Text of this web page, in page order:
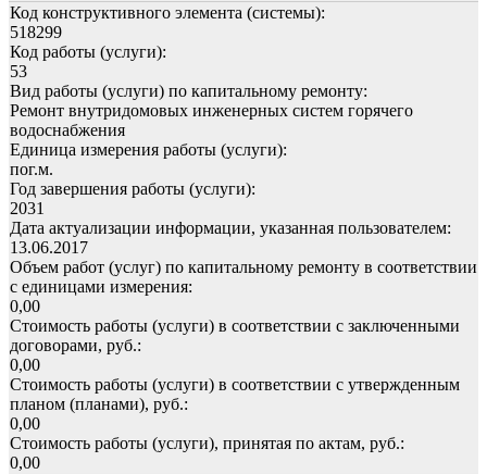
Код конструктивного элемента (системы):
518299
Код работы (услуги):
53
Вид работы (услуги) по капитальному ремонту:
Ремонт внутридомовых инженерных систем горячего
водоснабжения
Единица измерения работы (услуги):
пог.м.
Год завершения работы (услуги):
2031
Дата актуализации информации, указанная пользователем:
13.06.2017
Объем работ (услуг) по капитальному ремонту в соответствии
с единицами измерения:
0,00
Стоимость работы (услуги) в соответствии с заключенными
договорами, руб.:
0,00
Стоимость работы (услуги) в соответствии с утвержденным
планом (планами), руб.:
0,00
Стоимость работы (услуги), принятая по актам, руб.:
0,00